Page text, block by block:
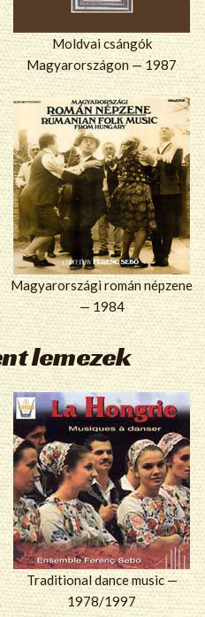
Moldvai csángók
Magyarországon — 1987
Magyarországi román népzene
— 1984
lemezek
Traditional dance music —
1978/1997